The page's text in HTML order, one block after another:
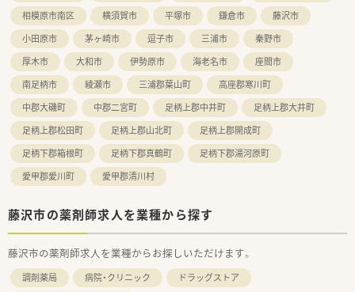
相模原市南区
横須賀市 平塚市 鎌倉市
藤沢市
小田原市
茅ヶ崎市 逗子市 三浦市
秦野市
厚木市
大和市 伊勢原市 海老名市
座間市
南足柄市
綾瀬市 三浦郡葉山町
高座郡寒川町
中郡大磯町
中郡二宮町 足柄上郡中井町
足柄上郡大井町
足柄上郡松田町
足柄上郡山北町
足柄上郡開成町
足柄下郡箱根町
足柄下郡真鶴町
足柄下郡湯河原町
愛甲郡愛川町
愛甲郡清川村
藤沢市の薬剤師求人を業種から探す
藤沢市の薬剤師求人を業種からお探しいただけます。
調剤薬局 病院・クリニック
ドラッグストア